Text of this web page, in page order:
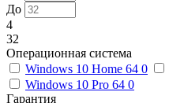
До
4
32
Операционная система
Windows 10 Home 64 0
Windows 10 Pro 64 0
Гарантия